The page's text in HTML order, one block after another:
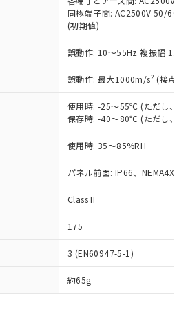
同極端子間: AC2500V 50/
(初期値)
誤動作: 10～55Hz 複振幅
誤動作: 最大1000m/s2 (接点
使用時: -25～55℃ (ただし、氷
保存時: -40～80℃ (ただし、氷
使用時: 35～85%RH
パネル前面: IP66、NEMA4X,
Class II
175
3 (EN60947-5-1)
約65g
および標準価格照会結果は、
いる更新日時点での社内デー
き作成されるものであり、閲
時点での実際の在庫および標
は異なる場合があることをご
期状況および標準価格はお客
引先、またはお客様担当のオ
御機器販売店・当社販売員に
制御機器販売店や当社販売拠
売ネットワーク
」をご確認
よび標準価格結果を当社の
諾なく第三者に漏洩または開
うお願いします。
ツ機能（部品リスト作成サー
ご利用いただくには、I-Web
ズにご登録されている必要が
ることがあります。
1000ppm以下、ポリ臭化ビフェニル
下、ポリ臭化ジフェニルエーテル類
下、フタル酸ビス(2-エチルヘキシ
DOP) 1000ppm以下、フタル酸ブチ
1000ppm以下、フタル酸ジブチル
以下、フタル酸ジイソブチル
の４物質については閾値を超える意
とを確認しています。
替え状況などにより、予定
とがあります。
です。当社販売部門へお問
基準値 (GB/T26572)：
Hg(水銀) : 1000ppm、 Cd(カドミウ
: 1000ppm、 PBBs(ポリ臭化ビフェ
ル) : 1000ppm、 DIBP(フタル酸ジ
、 BBP(フタル酸ブチルベンジ
(2-エチルヘキシル)) : 1000ppm
用期限
質（10物質）のすべてが基
とを示します。
使用状況下において有害物
いし、環境に深刻な影響を
を意味します。
です。当社販売部門へお問
い。
び外国貿易法に定める商品
制貨物等」という）を輸出
外への提供する場合は、日本
輸出許可(または役務取引許
するなどの必要な手続きを
制貨物を破棄する場合は、完
するなど、違法に輸出されな
要な手段を講じます。
社製品を、核兵器、ミサイ
兵器、生物兵器またはその他
にこれらの製造装置等に一切
社製品を第三者に販売する
上記1、2および3の内容を当
通知します。また当社は、
よび販売に係わる関係者が違
するおそれがある場合は、取
いたしません。
数以上の在庫あり
数には満たないが在庫あり
なし(最新の在庫状況につ
は、お客様のお取引先、ま
お客様担当のオムロン制御
販売店・当社販売員にご確
生産機種、また在庫状況の
を公開していない機種